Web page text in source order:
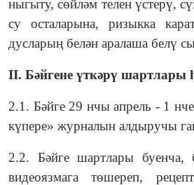
ныгыту, сөйләм телен үстерү,
су осталарына, ризыкка
дусларың белән аралаша белү
II. Бәйгене үткәрү шартлары
2.1. Бәйге 29 нчы апрель - 1
күпере» журналын алдыручы
2.2. Бәйге шартлары буенча,
видеоязмага төшереп,